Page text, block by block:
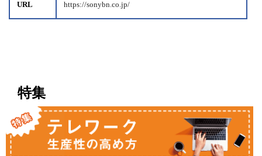
URL https://sonybn.co.jp/
特集